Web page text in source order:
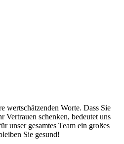
wertschätzenden Worte. Dass Sie
Vertrauen schenken, bedeutet uns
unser gesamtes Team ein großes
Sie gesund!